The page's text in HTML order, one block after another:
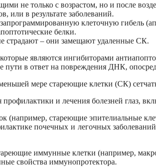
не только с возрастом, но и после
или в результате заболеваний.
клеточную гибель
белки.
страдают – они замещают удаленные СК.
являются ингибиторами
пути в ответ на повреждения ДНК,
мере стареющие клетки (СК)
профилактики и лечения болезней глаз,
(например, стареющие эпителиальные
почечных и легочных
иммунные клетки (например,
свойства иммунопротектора.